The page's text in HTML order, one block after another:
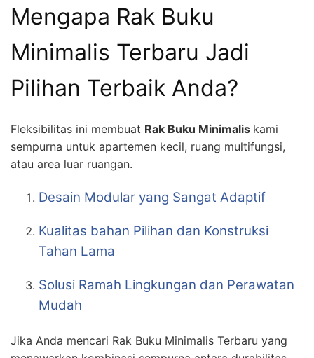
Mengapa Rak Buku
Minimalis Terbaru Jadi
Pilihan Terbaik Anda?
Fleksibilitas ini membuat Rak Buku Minimalis kami
sempurna untuk apartemen kecil, ruang multifungsi,
atau area luar ruangan.
Desain Modular yang Sangat Adaptif
Kualitas bahan Pilihan dan Konstruksi
Tahan Lama
Solusi Ramah Lingkungan dan Perawatan
Mudah
Jika Anda mencari Rak Buku Minimalis Terbaru yang